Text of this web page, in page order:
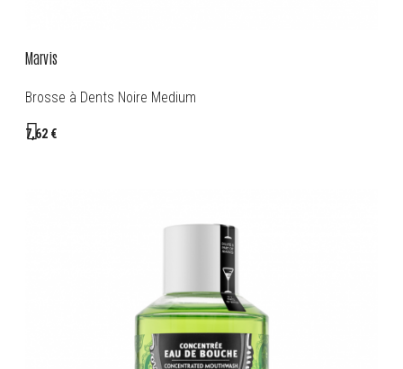
Marvis
Brosse à Dents Noire Medium
7,62 €